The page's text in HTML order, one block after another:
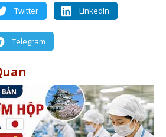
Twitter LinkedIn
Telegram